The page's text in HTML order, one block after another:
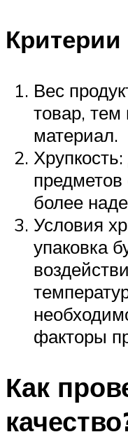
Вес
товар,
материал.
более
Условия
упаковка
факторы
Как